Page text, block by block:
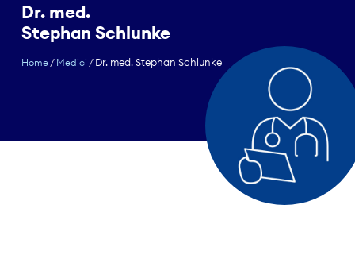
Dr. med.
Stephan Schlunke
Home / Medici / Dr. med. Stephan Schlunke